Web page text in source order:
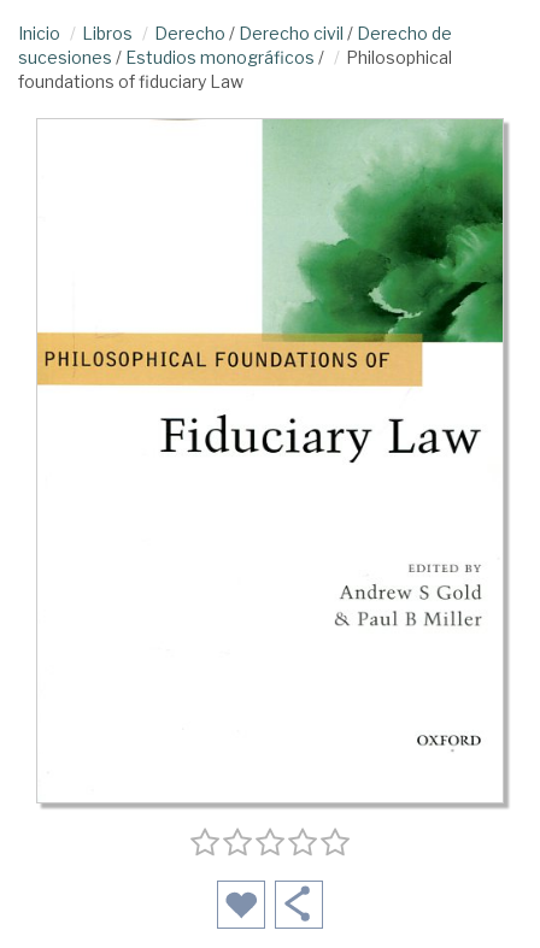
Inicio Libros Derecho / Derecho civil / Derecho de
sucesiones / Estudios monográficos /
Philosophical
foundations of fiduciary Law